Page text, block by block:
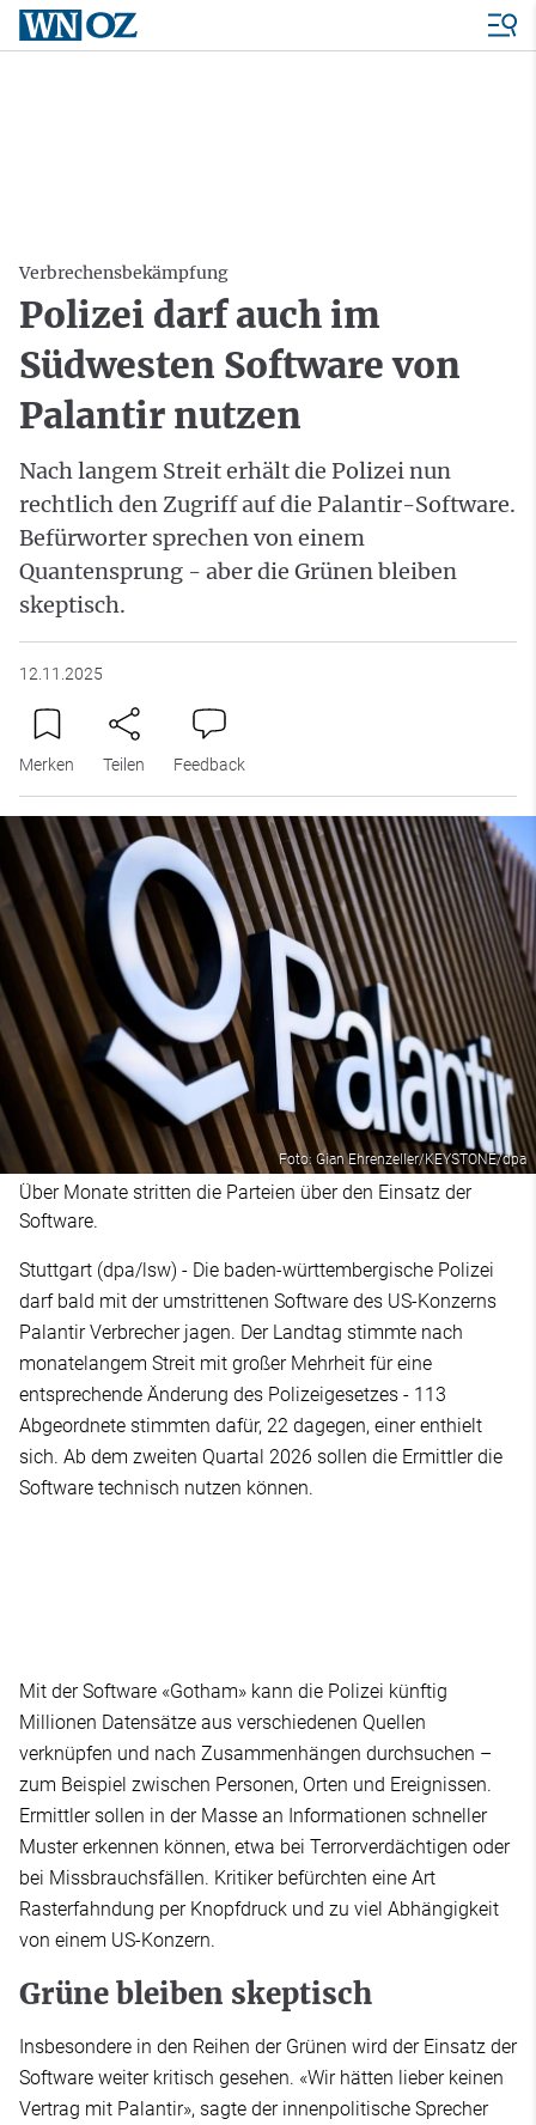
Verbrechensbekämpfung
Polizei darf auch im
Südwesten Software von
Palantir nutzen
Nach langem Streit erhält die Polizei nun
rechtlich den Zugriff auf die Palantir-Software.
Befürworter sprechen von einem
Quantensprung - aber die Grünen bleiben
skeptisch.
12.11.2025
Merken Teilen Feedback
Foto: Gian Ehrenzeller/KEYSTONE/dpa
Über Monate stritten die Parteien über den Einsatz der
Software.
Stuttgart (dpa/lsw) - Die baden-württembergische Polizei
darf bald mit der umstrittenen Software des US-Konzerns
Palantir Verbrecher jagen. Der Landtag stimmte nach
monatelangem Streit mit großer Mehrheit für eine
entsprechende Änderung des Polizeigesetzes - 113
Abgeordnete stimmten dafür, 22 dagegen, einer enthielt
sich. Ab dem zweiten Quartal 2026 sollen die Ermittler die
Software technisch nutzen können.
Mit der Software «Gotham» kann die Polizei künftig
Millionen Datensätze aus verschiedenen Quellen
verknüpfen und nach Zusammenhängen durchsuchen –
zum Beispiel zwischen Personen, Orten und Ereignissen.
Ermittler sollen in der Masse an Informationen schneller
Muster erkennen können, etwa bei Terrorverdächtigen oder
bei Missbrauchsfällen. Kritiker befürchten eine Art
Rasterfahndung per Knopfdruck und zu viel Abhängigkeit
von einem US-Konzern.
Grüne bleiben skeptisch
Insbesondere in den Reihen der Grünen wird der Einsatz der
Software weiter kritisch gesehen. «Wir hätten lieber keinen
Vertrag mit Palantir», sagte der innenpolitische Sprecher